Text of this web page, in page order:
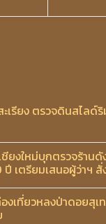
เรียง ตรวจดินสไลด์
ชียงใหม่บุกตรวจร้าน
ปี เตรียมเสนอผู้ว่าฯ
งเที่ยวหลงป่าดอยสุ